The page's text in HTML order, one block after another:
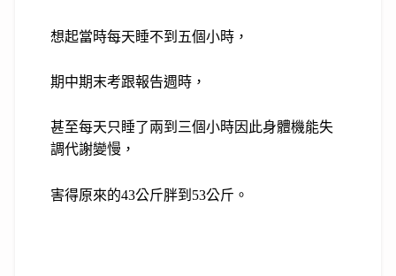
想起當時每天睡不到五個小時，
期中期末考跟報告週時，
甚至每天只睡了兩到三個小時因此身體機能失
調代謝變慢，
害得原來的43公斤胖到 53公斤。